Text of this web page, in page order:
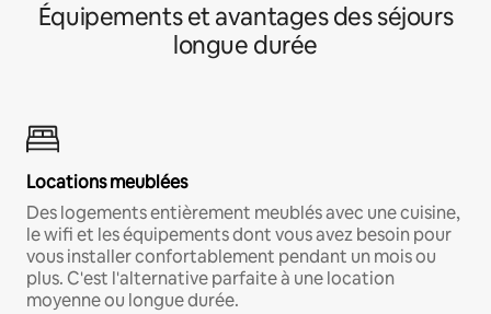
Équipements et avantages des séjours
longue durée
Locations meublées
Des logements entièrement meublés avec une cuisine,
le wifi et les équipements dont vous avez besoin pour
vous installer confortablement pendant un mois ou
plus. C'est l'alternative parfaite à une location
moyenne ou longue durée.